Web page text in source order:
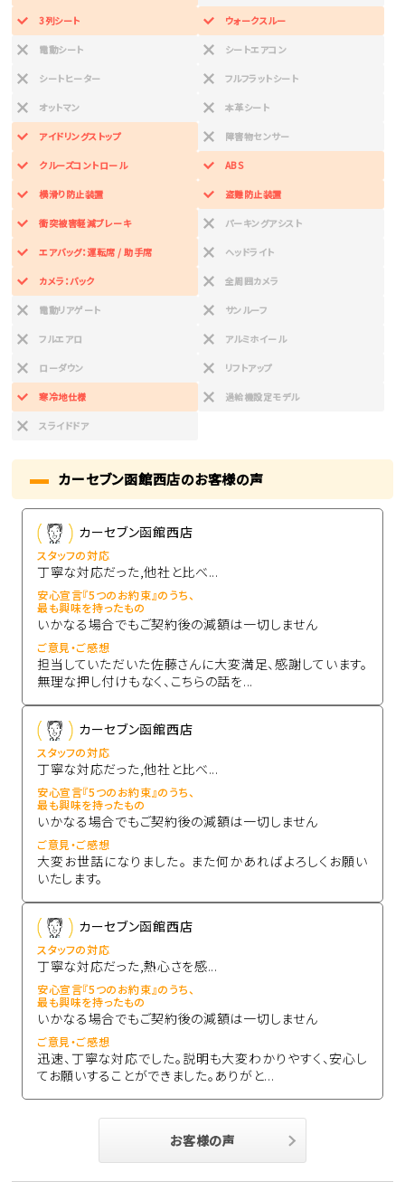
3列シート ウォークスルー
電動シート シートエアコン
シートヒーター フルフラットシート
オットマン 本革シート
アイドリングストップ 障害物センサー
クルーズコントロール ABS
横滑り防止装置 盗難防止装置
衝突被害軽減ブレーキ パーキングアシスト
エアバッグ：運転席 / 助手席 ヘッドライト
カメラ：バック 全周囲カメラ
電動リアゲート サンルーフ
フルエアロ アルミホイール
ローダウン リフトアップ
寒冷地仕様 過給機設定モデル
スライドドア
カーセブン函館西店のお客様の声
カーセブン函館西店
スタッフの対応
丁寧な対応だった,他社と比べ...
安心宣言『5つのお約束』のうち、
最も興味を持ったもの
いかなる場合でもご契約後の減額は一切しません
ご意見・ご感想
担当していただいた佐藤さんに大変満足、感謝しています。
無理な押し付けもなく、こちらの話を...
カーセブン函館西店
スタッフの対応
丁寧な対応だった,他社と比べ...
安心宣言『5つのお約束』のうち、
最も興味を持ったもの
いかなる場合でもご契約後の減額は一切しません
ご意見・ご感想
大変お世話になりました。 また何かあればよろしくお願い
いたします。
カーセブン函館西店
スタッフの対応
丁寧な対応だった,熱心さを感...
安心宣言『5つのお約束』のうち、
最も興味を持ったもの
いかなる場合でもご契約後の減額は一切しません
ご意見・ご感想
迅速、丁寧な対応でした。説明も大変わかりやすく、安心し
てお願いすることができました。ありがと...
お客様の声